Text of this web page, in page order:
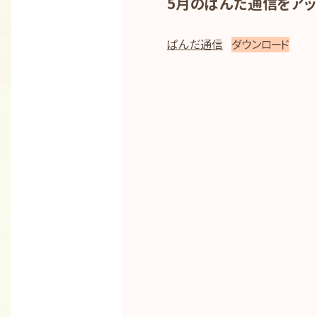
ぱんだ通信 ダウンロード